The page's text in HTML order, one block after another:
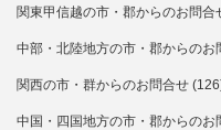
関東甲信越の市・郡からのお問合
中部・北陸地方の市・郡からのお
関西の市・群からのお問合せ
中国・四国地方の市・郡からのお